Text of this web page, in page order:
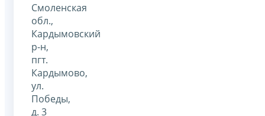
Смоленская
обл.,
Кардымовский
р-н,
пгт.
Кардымово,
ул.
Победы,
д. 3